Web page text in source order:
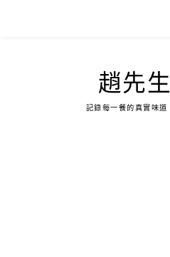
趙先
記錄每一餐的真實味道